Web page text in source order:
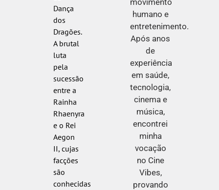
Dança
dos
Dragões.
A brutal
luta
pela
sucessão
entre a
Rainha
Rhaenyra
e o Rei
Aegon
II, cujas
facções
são
conhecidas
humano e
entretenimento.
Após anos
de
experiência
em saúde,
tecnologia,
cinema e
música,
encontrei
minha
vocação
no Cine
Vibes,
provando